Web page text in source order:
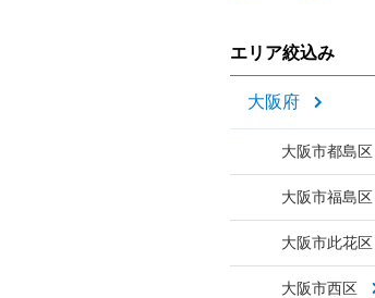
エリア絞込み
大阪府
大阪市都島区
大阪市福島区
大阪市此花区
大阪市西区